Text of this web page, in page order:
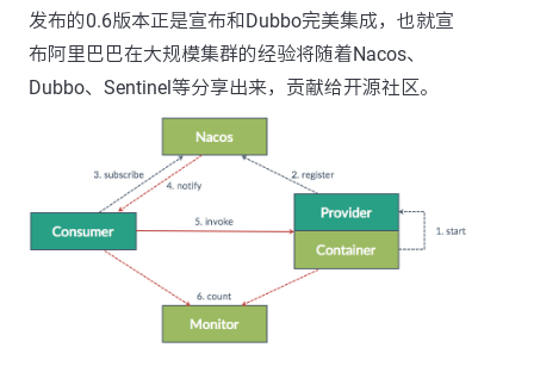
发布的0.6版本正是宣布和Dubbo完美集成，也就宣
布阿里巴巴在大规模集群的经验将随着Nacos、
Dubbo、Sentinel等分享出来，贡献给开源社区。